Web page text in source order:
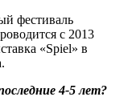
фестиваль
с 2013
«Spiel» в
4-5 лет?